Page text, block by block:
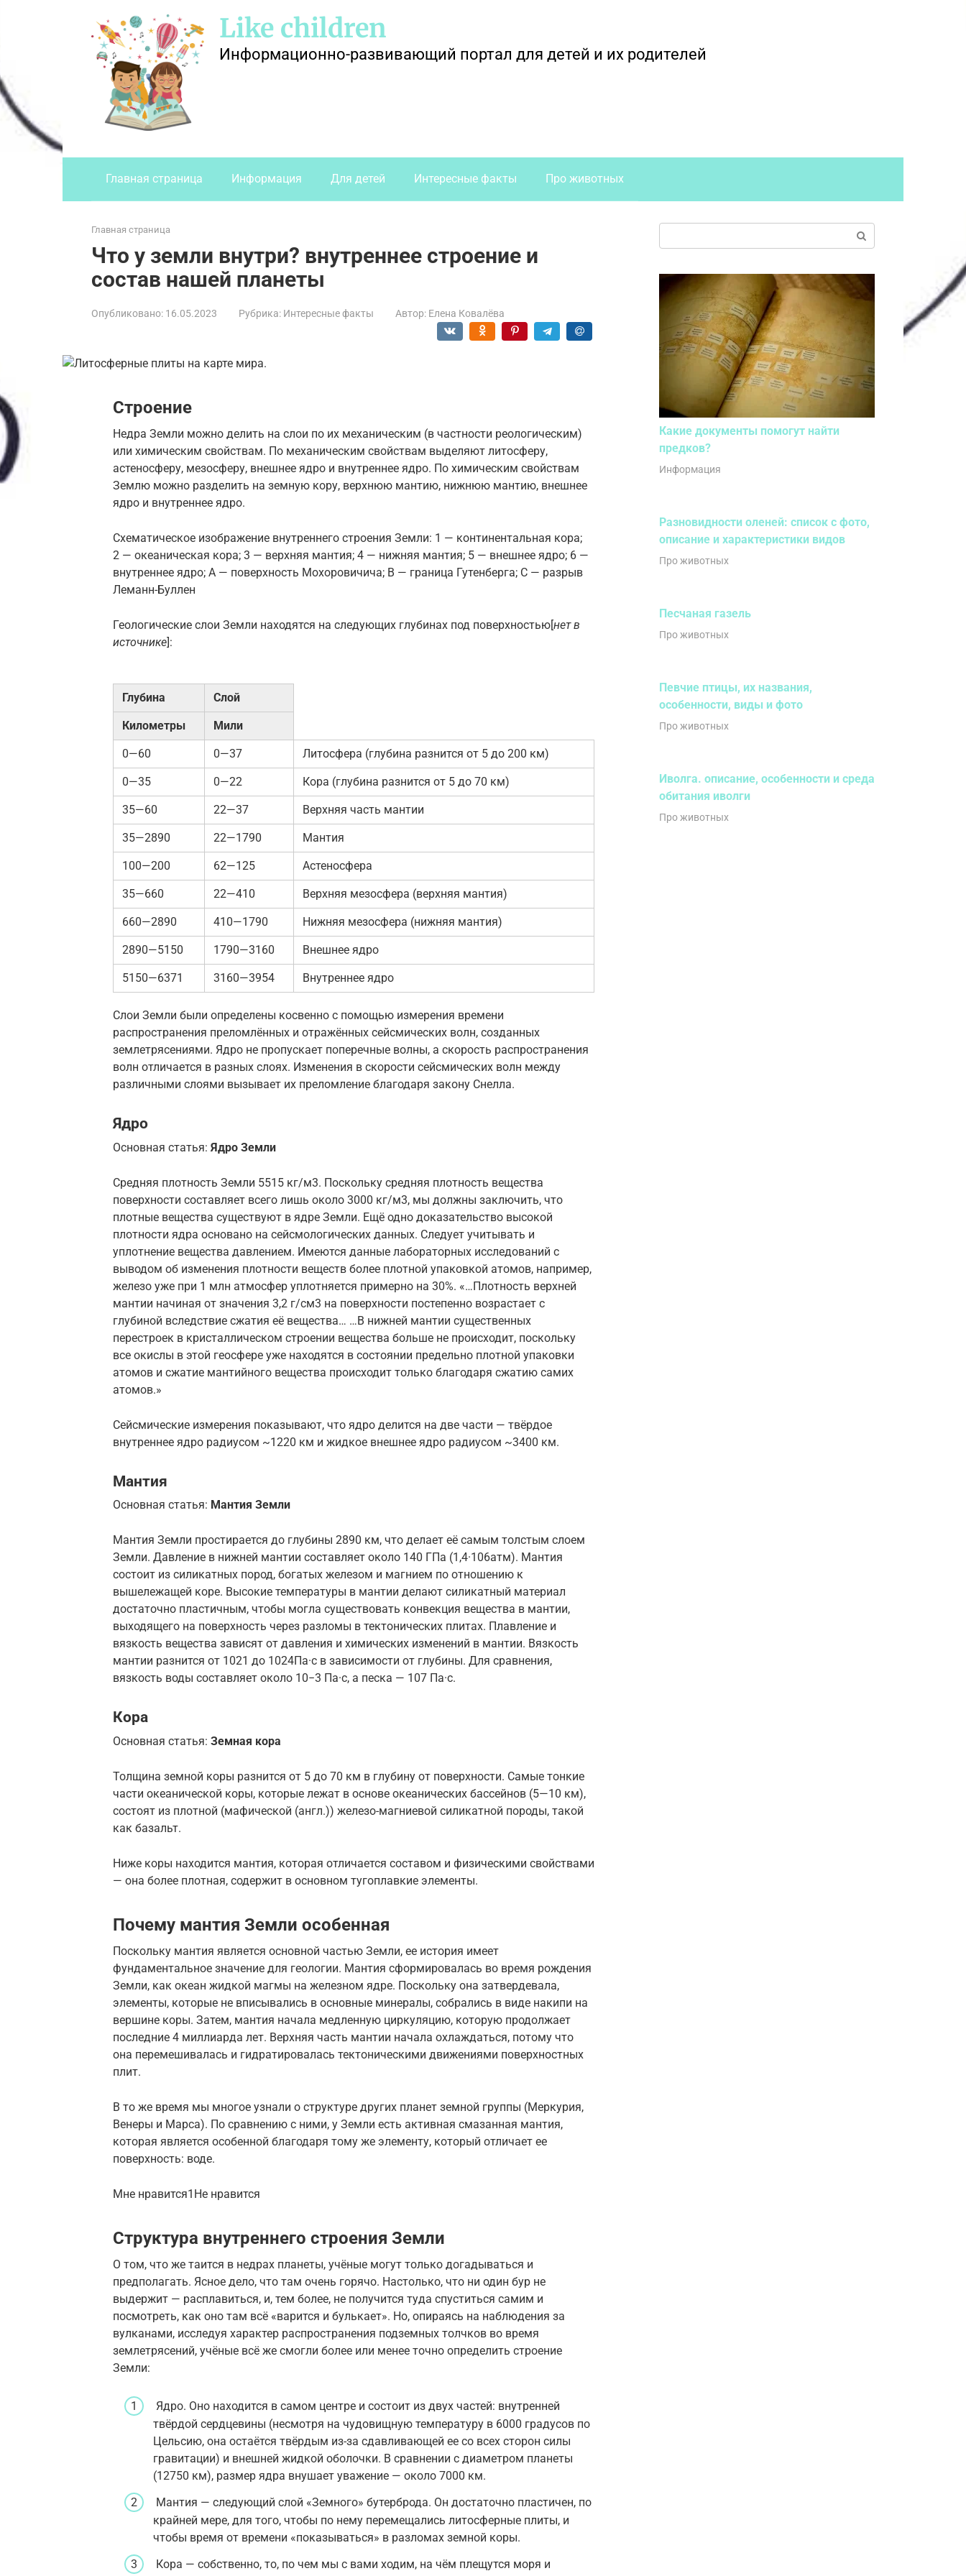
Like children
Информационно-развивающий портал для детей и их родителей
Главная страница Информация Для детей Интересные факты Про животных
Главная страница
Что у земли внутри? внутреннее строение и
состав нашей планеты
Опубликовано: 16.05.2023 Рубрика: Интересные факты Автор: Елена Ковалёва
Строение
Недра Земли можно делить на слои по их механическим (в частности реологическим)
или химическим свойствам. По механическим свойствам выделяют литосферу,
астеносферу, мезосферу, внешнее ядро и внутреннее ядро. По химическим свойствам
Землю можно разделить на земную кору, верхнюю мантию, нижнюю мантию, внешнее
ядро и внутреннее ядро.
Схематическое изображение внутреннего строения Земли: 1 — континентальная кора;
2 — океаническая кора; 3 — верхняя мантия; 4 — нижняя мантия; 5 — внешнее ядро; 6 —
внутреннее ядро; А — поверхность Мохоровичича; B — граница Гутенберга; C — разрыв
Леманн-Буллен
Геологические слои Земли находятся на следующих глубинах под поверхностью[нет в
источнике]:
Глубина Слой
Километры Мили
0—60 0—37 Литосфера (глубина разнится от 5 до 200 км)
0—35 0—22 Кора (глубина разнится от 5 до 70 км)
35—60 22—37 Верхняя часть мантии
35—2890 22—1790 Мантия
100—200 62—125 Астеносфера
35—660 22—410 Верхняя мезосфера (верхняя мантия)
660—2890 410—1790 Нижняя мезосфера (нижняя мантия)
2890—5150 1790—3160 Внешнее ядро
5150—6371 3160—3954 Внутреннее ядро
Слои Земли были определены косвенно с помощью измерения времени
распространения преломлённых и отражённых сейсмических волн, созданных
землетрясениями. Ядро не пропускает поперечные волны, а скорость распространения
волн отличается в разных слоях. Изменения в скорости сейсмических волн между
различными слоями вызывает их преломление благодаря закону Снелла.
Ядро
Основная статья: Ядро Земли
Средняя плотность Земли 5515 кг/м3. Поскольку средняя плотность вещества
поверхности составляет всего лишь около 3000 кг/м3, мы должны заключить, что
плотные вещества существуют в ядре Земли. Ещё одно доказательство высокой
плотности ядра основано на сейсмологических данных. Следует учитывать и
уплотнение вещества давлением. Имеются данные лабораторных исследований с
выводом об изменения плотности веществ более плотной упаковкой атомов, например,
железо уже при 1 млн атмосфер уплотняется примерно на 30%. «…Плотность верхней
мантии начиная от значения 3,2 г/см3 на поверхности постепенно возрастает с
глубиной вследствие сжатия её вещества… …В нижней мантии существенных
перестроек в кристаллическом строении вещества больше не происходит, поскольку
все окислы в этой геосфере уже находятся в состоянии предельно плотной упаковки
атомов и сжатие мантийного вещества происходит только благодаря сжатию самих
атомов.»
Сейсмические измерения показывают, что ядро делится на две части — твёрдое
внутреннее ядро радиусом ~1220 км и жидкое внешнее ядро радиусом ~3400 км.
Мантия
Основная статья: Мантия Земли
Мантия Земли простирается до глубины 2890 км, что делает её самым толстым слоем
Земли. Давление в нижней мантии составляет около 140 ГПа (1,4·106атм). Мантия
состоит из силикатных пород, богатых железом и магнием по отношению к
вышележащей коре. Высокие температуры в мантии делают силикатный материал
достаточно пластичным, чтобы могла существовать конвекция вещества в мантии,
выходящего на поверхность через разломы в тектонических плитах. Плавление и
вязкость вещества зависят от давления и химических изменений в мантии. Вязкость
мантии разнится от 1021 до 1024Па·с в зависимости от глубины. Для сравнения,
вязкость воды составляет около 10−3 Па·с, а песка — 107 Па·с.
Кора
Основная статья: Земная кора
Толщина земной коры разнится от 5 до 70 км в глубину от поверхности. Самые тонкие
части океанической коры, которые лежат в основе океанических бассейнов (5—10 км),
состоят из плотной (мафической (англ.)) железо-магниевой силикатной породы, такой
как базальт.
Ниже коры находится мантия, которая отличается составом и физическими свойствами
— она более плотная, содержит в основном тугоплавкие элементы.
Почему мантия Земли особенная
Поскольку мантия является основной частью Земли, ее история имеет
фундаментальное значение для геологии. Мантия сформировалась во время рождения
Земли, как океан жидкой магмы на железном ядре. Поскольку она затвердевала,
элементы, которые не вписывались в основные минералы, собрались в виде накипи на
вершине коры. Затем, мантия начала медленную циркуляцию, которую продолжает
последние 4 миллиарда лет. Верхняя часть мантии начала охлаждаться, потому что
она перемешивалась и гидратировалась тектоническими движениями поверхностных
плит.
В то же время мы многое узнали о структуре других планет земной группы (Меркурия,
Венеры и Марса). По сравнению с ними, у Земли есть активная смазанная мантия,
которая является особенной благодаря тому же элементу, который отличает ее
поверхность: воде.
Мне нравится1Не нравится
Структура внутреннего строения Земли
О том, что же таится в недрах планеты, учёные могут только догадываться и
предполагать. Ясное дело, что там очень горячо. Настолько, что ни один бур не
выдержит — расплавиться, и, тем более, не получится туда спуститься самим и
посмотреть, как оно там всё «варится и булькает». Но, опираясь на наблюдения за
вулканами, исследуя характер распространения подземных толчков во время
землетрясений, учёные всё же смогли более или менее точно определить строение
Земли:
Ядро. Оно находится в самом центре и состоит из двух частей: внутренней
твёрдой сердцевины (несмотря на чудовищную температуру в 6000 градусов по
Цельсию, она остаётся твёрдым из-за сдавливающей ее со всех сторон силы
гравитации) и внешней жидкой оболочки. В сравнении с диаметром планеты
(12750 км), размер ядра внушает уважение — около 7000 км.
Мантия — следующий слой «Земного» бутерброда. Он достаточно пластичен, по
крайней мере, для того, чтобы по нему перемещались литосферные плиты, и
чтобы время от времени «показываться» в разломах земной коры.
Кора — собственно, то, по чем мы с вами ходим, на чём плещутся моря и
Какие документы помогут найти
предков?
Информация
Разновидности оленей: список с фото,
описание и характеристики видов
Про животных
Песчаная газель
Про животных
Певчие птицы, их названия,
особенности, виды и фото
Про животных
Иволга. описание, особенности и среда
обитания иволги
Про животных